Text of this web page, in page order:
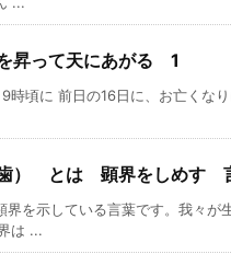
昇って天にあがる 1
頃に 前日の16日に、お亡くな
） とは 顕界をしめす 言
界を示している言葉です。我々が
は ...